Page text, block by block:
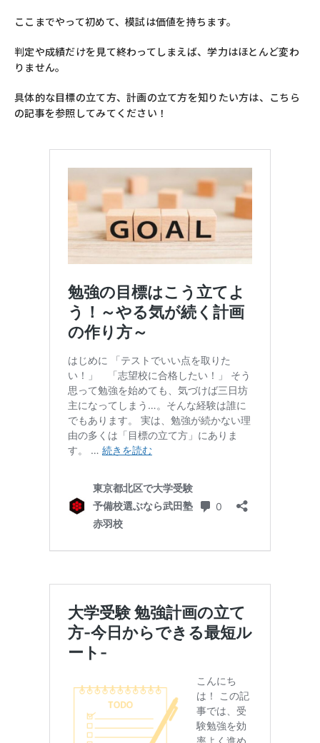
ここまでやって初めて、模試は価値を持ちます。
判定や成績だけを見て終わってしまえば、学力はほとんど変わ
りません。
具体的な目標の立て方、計画の立て方を知りたい方は、こちら
の記事を参照してみてください！